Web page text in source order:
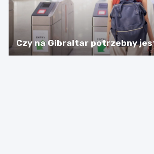
Czy na Gibraltar potrzebny